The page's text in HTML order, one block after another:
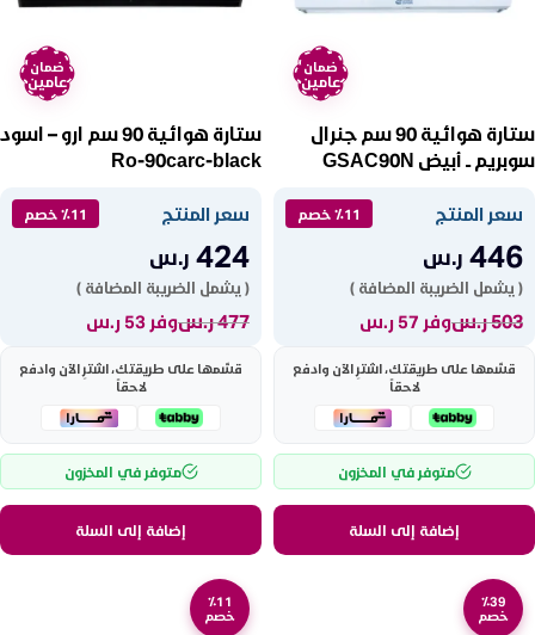
ضمان
عامين
ستارة هوائية 90 سم جنرال
سوبريم ــ أبيض GSAC90N
سعر المنتج ٪11 خصم
446 ر.س
( يشمل الضريبة المضافة )
503ر.سوفر 57 ر.س
قسّمها على طريقتك، اشترِ الآن وادفع
لاحقاً
متوفر في المخزون
إضافة إلى السلة
ضمان
عامين
ستارة هوائية 90 سم ارو – اسود
Ro-90carc-black
سعر المنتج ٪11 خصم
424 ر.س
( يشمل الضريبة المضافة )
477ر.سوفر 53 ر.س
قسّمها على طريقتك، اشترِ الآن وادفع
لاحقاً
متوفر في المخزون
إضافة إلى السلة
٪39
خصم
٪11
خصم